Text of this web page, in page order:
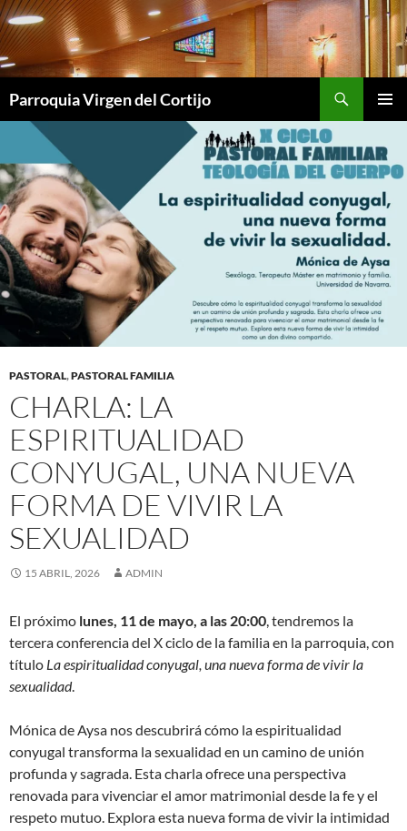
Saltar
al
contenido
Parroquia Virgen del Cortijo
PASTORAL,PASTORAL FAMILIA
CHARLA: LA
ESPIRITUALIDAD
CONYUGAL, UNA NUEVA
FORMA DE VIVIR LA
SEXUALIDAD
15 ABRIL, 2026 ADMIN
El próximo lunes, 11 de mayo, a las 20:00, tendremos la
tercera conferencia del X ciclo de la familia en la parroquia, con
título La espiritualidad conyugal, una nueva forma de vivir la
sexualidad.
Mónica de Aysa nos descubrirá cómo la espiritualidad
conyugal transforma la sexualidad en un camino de unión
profunda y sagrada. Esta charla ofrece una perspectiva
renovada para vivenciar el amor matrimonial desde la fe y el
respeto mutuo. Explora esta nueva forma de vivir la intimidad